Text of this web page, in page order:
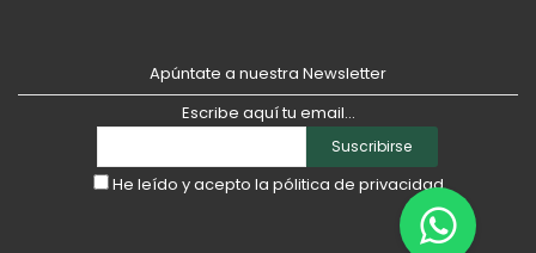
Apúntate a nuestra Newsletter
Escribe aquí tu email...
Suscribirse
He leído y acepto la pólitica de privacidad